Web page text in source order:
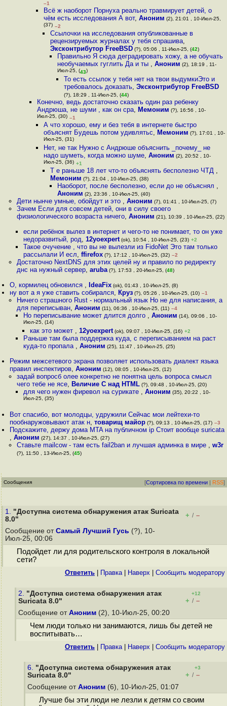
–1
Всё ж наоборот Порнуха реально травмирует детей, о
чём есть исследования А вот, Аноним (2), 21:01 , 10-Июл-25,
(37) –2
Ссылочки на исследования опубликованные в
рецензируемых журналах у тебя спрашива,
Эксконтрибутор FreeBSD (?), 05:06 , 11-Июл-25, (42)
Правильно Я сюда деградировать хожу, а не обучать
необучаемых гуглить Да и ты , Аноним (2), 18:19 , 11-
Июл-25, (43)
То есть ссылок у тебя нет на твои выдумкиЭто и
требовалось доказать, Эксконтрибутор FreeBSD
(?), 18:29 , 11-Июл-25, (44)
Конечно, ведь достаточно сказать один раз ребенку
Андрюша, не шуми , как он сра, Мемоним (?), 16:56 , 10-
Июл-25, (30) –1
А что хорошо, ему и без тебя в интернете быстро
объяснят Будешь потом удивлятьс, Мемоним (?), 17:01 , 10-
Июл-25, (31)
Нет, не так Нужно с Андрюше объяснить _почему_ не
надо шуметь, когда можно шуме, Аноним (2), 20:52 , 10-
Июл-25, (36) +1
Т е раньше 18 лет что-то объяснять бесполезно ЧТД ,
Мемоним (?), 21:04 , 10-Июл-25, (38)
Наоборот, после бесполезно, если до не объяснял ,
Аноним (2), 23:36 , 10-Июл-25, (40)
Дети нынче умные, обойдут и это , Аноним (7), 01:41 , 10-Июл-25, (7)
Зачем Если для совсем детей, они в силу своего
физиологического возраста ничего, Аноним (21), 10:39 , 10-Июл-25, (22)
если ребёнок вылез в интернет и чего-то не понимает, то он уже
недоразвитый, род, 12yoexpert(ok), 10:54 , 10-Июл-25, (23) +2
Такое очучение , что вы не вылезли из FidoNet Это там только
рассылали И есл, ffirefox(?), 17:12 , 10-Июл-25, (32) –2
Достаточно NextDNS для этих целей ну и правило по редиректу
днс на нужный сервер, aruba(?), 17:53 , 20-Июл-25, (48)
О, кормилец обновился , IdeaFix (ok), 01:43 , 10-Июл-25, (8)
ну вот а я уже ставить собирался, Круз (?), 05:26 , 10-Июл-25, (10) –1
Ничего страшного Rust - нормальный язык Но не для написания, а
для переписыван, Аноним (11), 06:36 , 10-Июл-25, (11) –4
Но переписывание может длится долго , Аноним (14), 09:06 , 10-
Июл-25, (14)
как это может ,12yoexpert (ok), 09:07 , 10-Июл-25, (16) +2
Раньше там была поддержка куда, с переписыванием на раст
куда-то пропала , Аноним (25), 11:47 , 10-Июл-25, (25)
Режим межсетевого экрана позволяет использовать диалект языка
правил инспектиров,Аноним (12), 08:05 , 10-Июл-25, (12)
задай вопросб олее конкретно не понятна цель вопроса смысл
чего тебе не ясе, Величие C над HTML(?), 09:48 , 10-Июл-25, (20)
для чего нужен фиревол на сурикате , Аноним (35), 20:22 , 10-
Июл-25, (35)
Вот спасибо, вот молодцы, удружили Сейчас мои лейтехи-то
пообнаружовывают атак н,товарищ майор (?), 09:13 , 10-Июл-25, (17) –3
Подскажите, держу дома MTA на публичном ip Стоит вообще suricata
,Аноним (27), 14:37 , 10-Июл-25, (27)
Ставьте mailcow - там есть fail2ban и лучшая админка в мире , w3r
(?), 11:50 , 13-Июл-25, (45)
Сообщения [Сортировка по времени | RSS]
1. "Доступна система обнаружения атак Suricata
8.0"
+ / –
Сообщение от Самый Лучший Гусь (?), 10-
Июл-25, 00:06
Подойдет ли для родительского контроля в локальной
сети?
Ответить Правка| Наверх Cообщить модератору
2. "Доступна система обнаружения атак
Suricata 8.0"
+12
+ / –
Сообщение от Аноним (2), 10-Июл-25, 00:20
Чем люди только ни занимаются, лишь бы детей не
воспитывать…
Ответить Правка| Наверх Cообщить модератору
6. "Доступна система обнаружения атак
Suricata 8.0"
+3
+ / –
Сообщение от Аноним (6), 10-Июл-25, 01:07
Лучше бы эти люди не лезли к детям со своим